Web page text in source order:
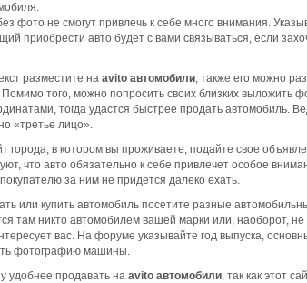
фото не смогут привлечь к себе много внимания.
приобрести авто будет с вами связываться, если
разместите на avito автомобили, также его можно
того, можно попросить своих близких выложить
тогда удастся быстрее продать автомобиль.
«третье лицо».
города, в котором вы проживаете, подайте свое
что авто обязательно к себе привлечет особое
за ним не придется далеко ехать.
или купить автомобиль посетите разные
там никто автомобилем вашей марки или, наоборот,
вас. На форуме указывайте год выпуска,
фотографию машины.
удобнее продавать на avito автомобили, так как этот